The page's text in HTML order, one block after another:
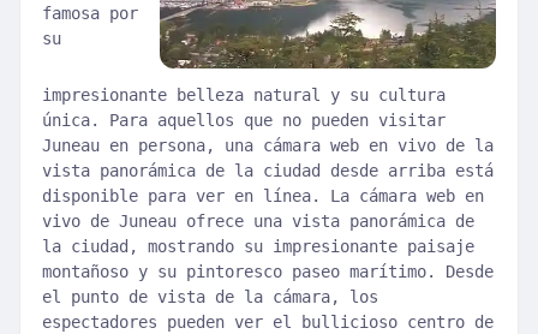
famosa por
su
impresionante belleza natural y su cultura
única. Para aquellos que no pueden visitar
Juneau en persona, una cámara web en vivo de la
vista panorámica de la ciudad desde arriba está
disponible para ver en línea. La cámara web en
vivo de Juneau ofrece una vista panorámica de
la ciudad, mostrando su impresionante paisaje
montañoso y su pintoresco paseo marítimo. Desde
el punto de vista de la cámara, los
espectadores pueden ver el bullicioso centro de